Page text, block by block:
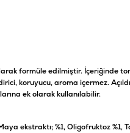
formüle edilmiştir. İçeriğinde
koruyucu, aroma içermez.
ek olarak kullanılabilir.
ekstraktı; %1, Oligofruktoz %1,